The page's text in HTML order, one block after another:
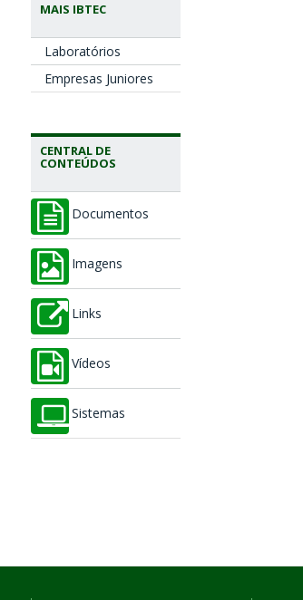
MAIS IBTEC
Laboratórios
Empresas Juniores
CENTRAL DE
CONTEÚDOS
Documentos
Imagens
Links
Vídeos
Sistemas